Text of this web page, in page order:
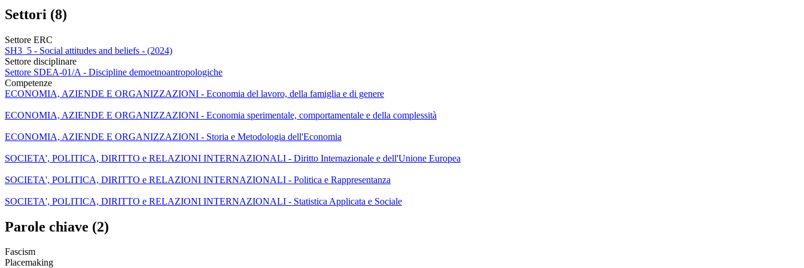
Settori (8)
Settore ERC
SH3_5 - Social attitudes and beliefs - (2024)
Settore disciplinare
Settore SDEA-01/A - Discipline demoetnoantropologiche
Competenze
ECONOMIA, AZIENDE E ORGANIZZAZIONI - Economia del lavoro, della famiglia e di genere
ECONOMIA, AZIENDE E ORGANIZZAZIONI - Economia sperimentale, comportamentale e della complessità
ECONOMIA, AZIENDE E ORGANIZZAZIONI - Storia e Metodologia dell'Economia
SOCIETA', POLITICA, DIRITTO e RELAZIONI INTERNAZIONALI - Diritto Internazionale e dell'Unione Europea
SOCIETA', POLITICA, DIRITTO e RELAZIONI INTERNAZIONALI - Politica e Rappresentanza
SOCIETA', POLITICA, DIRITTO e RELAZIONI INTERNAZIONALI - Statistica Applicata e Sociale
Parole chiave (2)
Fascism
Placemaking